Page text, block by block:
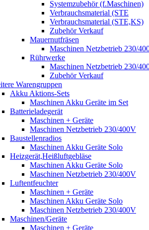
Systemzubehör (f.Maschinen)
Verbrauchsmaterial (STE
Verbrauchsmaterial (STE,KS)
Zubehör Verkauf
Mauernutfräsen
Maschinen Netzbetrieb 230/
Rührwerke
Maschinen Netzbetrieb 230/
Zubehör Verkauf
Warengruppen
Akku Aktions-Sets
Maschinen Akku Geräte im Set
Batterieladegerät
Maschinen + Geräte
Maschinen Netzbetrieb 230/400V
Baustellenradios
Maschinen Akku Geräte Solo
Heizgerät,Heißluftgebläse
Maschinen Akku Geräte Solo
Maschinen Netzbetrieb 230/400V
Luftentfeuchter
Maschinen + Geräte
Maschinen Akku Geräte Solo
Maschinen Netzbetrieb 230/400V
Maschinen/Geräte
Maschinen + Geräte